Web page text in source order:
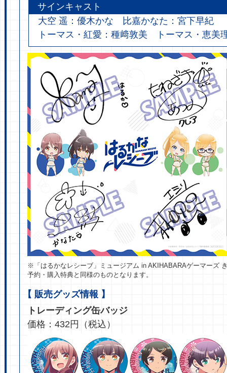
サインキャスト
大空 遥：優木かな 比嘉かなた：宮下早紀
※「はるかなレシーブ」ミュージアム in AKIHABARAゲーマーズ
予約・購入特典と同様のものとなります。
【 販売グッズ情報 】
トレーディング缶バッジ
価格：432円（税込）